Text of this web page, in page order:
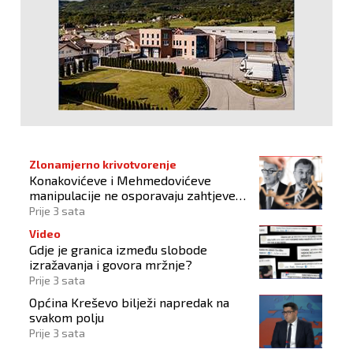
Zlonamjerno krivotvorenje
Konakovićeve i Mehmedovićeve
manipulacije ne osporavaju zahtjeve
Hrvata
Prije 3 sata
Video
Gdje je granica između slobode
izražavanja i govora mržnje?
Prije 3 sata
Općina Kreševo bilježi napredak na
svakom polju
Prije 3 sata